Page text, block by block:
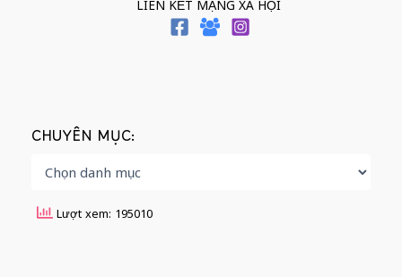
LIÊN KẾT MẠNG XÃ HỘI
CHUYÊN MỤC:
Lượt xem: 195010